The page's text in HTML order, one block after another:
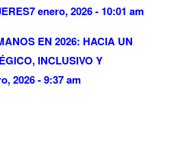
7 enero, 2026 - 10:01 am
EN 2026: HACIA UN
INCLUSIVO Y
2026 - 9:37 am